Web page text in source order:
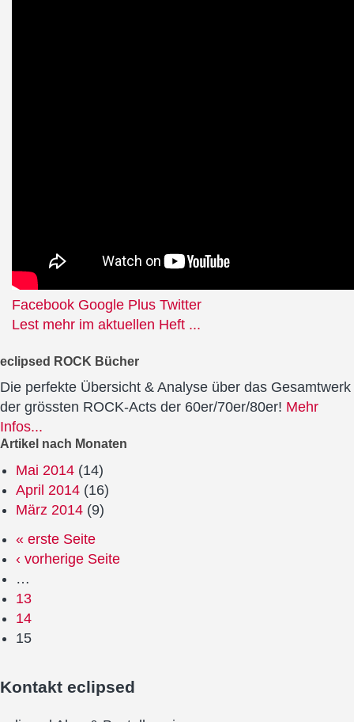
Facebook Google Plus Twitter
Lest mehr im aktuellen Heft ...
eclipsed ROCK Bücher
Die perfekte Übersicht & Analyse über das Gesamtwerk
der grössten ROCK-Acts der 60er/70er/80er! Mehr
Infos...
Artikel nach Monaten
Mai 2014 (14)
April 2014 (16)
März 2014 (9)
« erste Seite
‹ vorherige Seite
…
13
14
15
Kontakt eclipsed